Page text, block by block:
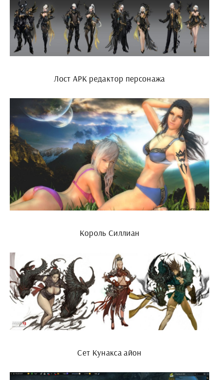
Лост АРК редактор персонажа
Король Силлиан
Сет Кунакса айон